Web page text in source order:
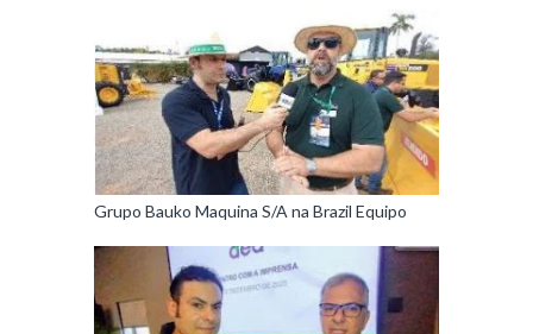
Grupo Bauko Maquina S/A na Brazil Equipo